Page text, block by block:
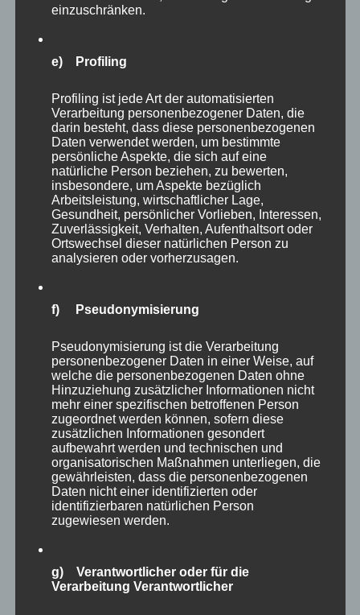
Viele Wasservögel bekommt man in einer
begehbaren Voliere geboten, die mit einer
netten Bank geradezu dazu einlädt, dort Platz
zu nehmen und eine Weile in mitten der
vielfältigen Vögel zu verweilen. Bei meinem
Bank… :).
einzuschränken.
e) Profiling
Profiling ist jede Art der automatisierten
Verarbeitung personenbezogener Daten, die
darin besteht, dass diese personenbezogenen
Daten verwendet werden, um bestimmte
persönliche Aspekte, die sich auf eine
natürliche Person beziehen, zu bewerten,
insbesondere, um Aspekte bezüglich
Arbeitsleistung, wirtschaftlicher Lage,
Gesundheit, persönlicher Vorlieben, Interessen,
Zuverlässigkeit, Verhalten, Aufenthaltsort oder
Ortswechsel dieser natürlichen Person zu
analysieren oder vorherzusagen.
f) Pseudonymisierung
Pseudonymisierung ist die Verarbeitung
personenbezogener Daten in einer Weise, auf
welche die personenbezogenen Daten ohne
Hinzuziehung zusätzlicher Informationen nicht
mehr einer spezifischen betroffenen Person
zugeordnet werden können, sofern diese
zusätzlichen Informationen gesondert
aufbewahrt werden und technischen und
organisatorischen Maßnahmen unterliegen, die
gewährleisten, dass die personenbezogenen
Daten nicht einer identifizierten oder
identifizierbaren natürlichen Person
zugewiesen werden.
g) Verantwortlicher oder für die
Verarbeitung Verantwortlicher